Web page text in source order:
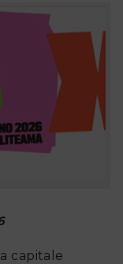
capitale